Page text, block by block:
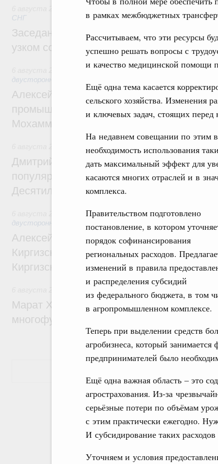
в рамках межбюджетных
Рассчитываем, что эти ресурсы
успешно решать вопросы с
и качество медицинской помощи
Ещё одна тема касается
сельского хозяйства. Изменения
и ключевых задач, стоящих
На недавнем совещании по этим
необходимость использования
дать максимальный эффект для
касаются многих отраслей и в
комплекса.
Правительством подготовлено
постановление, в котором
порядок софинансирования
региональных расходов.
изменений в правила
и распределения субсидий
из федерального бюджета, в том
в агропромышленном комплексе.
Теперь при выделении средств
агробизнеса, который
предпринимателей было
Ещё одна важная область – это
агрострахования. Из‑за
серьёзные потери по объёмам
с этим практически ежегодно.
И субсидирование таких
Уточняем и условия
Евразийский экономический союз.
СНГ
Заседание Евразийского
узком составе
Экономические отношения с
двусторонней основе
Алексей Оверчук провёл рабочую
промышленности, недропользования и
Мохаммадом Атабаком
Внутренний и въездной туризм
Дмитрий Чернышенко: Порядка 110
популярного туризма в 35 регионах
Десятилетия науки и технологий
Экономические и гуманитарные
двусторонней основе
Алексей Оверчук принял участие в
Киргизского экономического форума и
Киргизской межрегиональной
Марат Хуснуллин: На двух скоростных
многофункциональные зоны дорожного